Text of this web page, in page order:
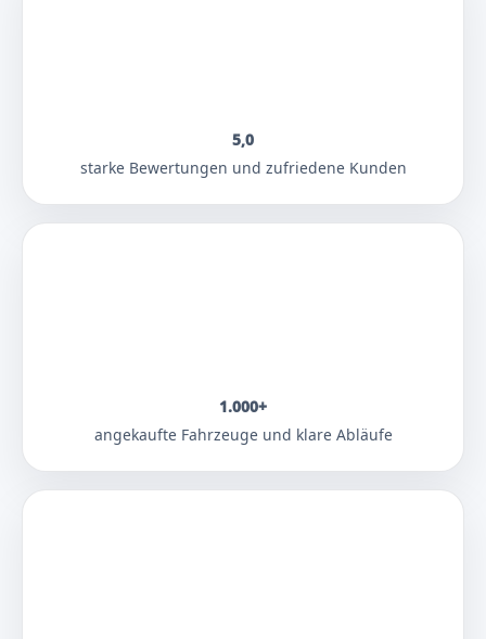
5,0
starke Bewertungen und zufriedene Kunden
1.000+
angekaufte Fahrzeuge und klare Abläufe